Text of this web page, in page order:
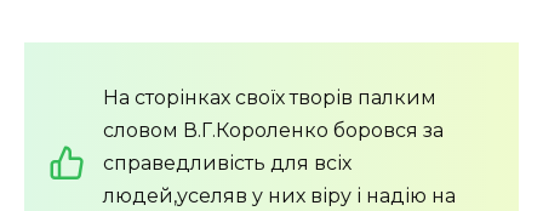
На сторінках своїх творів палким
словом В.Г.Короленко боровся за
справедливість для всіх
людей,уселяв у них віру і надію на